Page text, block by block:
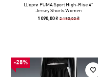
Шорти PUMA Sport High-Rise 4"
Jersey Shorts Women
1 090,00 ₴2 190,00 ₴
-28%